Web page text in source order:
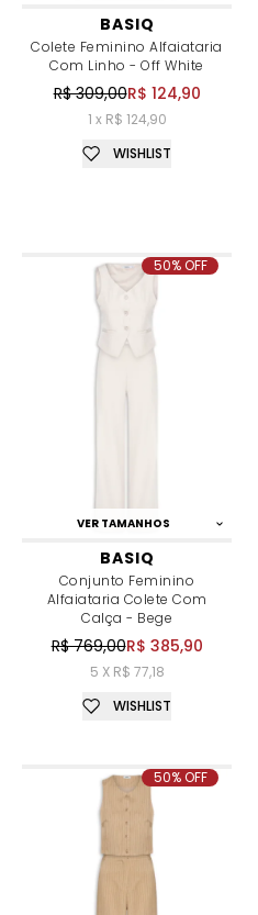
BASIQ
Colete Feminino Alfaiataria
Com Linho - Off White
R$ 309,00R$ 124,90
1 x R$ 124,90
WISHLIST
VER TAMANHOS
BASIQ
Conjunto Feminino
Alfaiataria Colete Com
Calça - Bege
R$ 769,00R$ 385,90
5 X R$ 77,18
50% OFF
WISHLIST
50% OFF